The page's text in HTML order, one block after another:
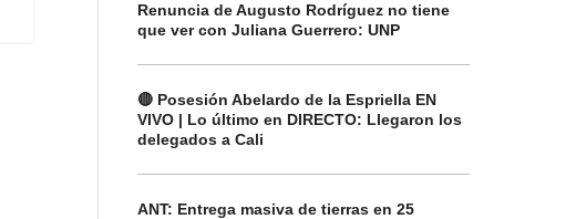
Renuncia de Augusto Rodríguez no tiene
que ver con Juliana Guerrero: UNP
🔴 Posesión Abelardo de la Espriella EN
VIVO | Lo último en DIRECTO: Llegaron los
delegados a Cali
ANT: Entrega masiva de tierras en 25